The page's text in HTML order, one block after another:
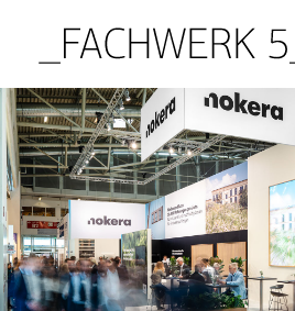
Startseite Projekte / NOKERA Messeauftritt